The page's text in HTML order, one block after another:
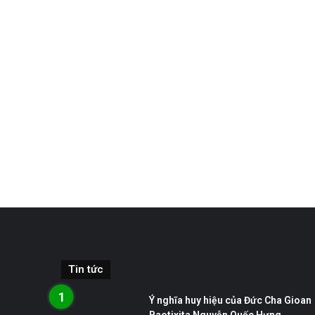
Tin tức
Ý nghĩa huy hiệu của Đức Cha Gioan